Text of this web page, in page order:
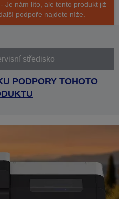
Je nám líto, ale tento produkt již
podpoře najdete níže.
středisko
PODPORY TOHOTO